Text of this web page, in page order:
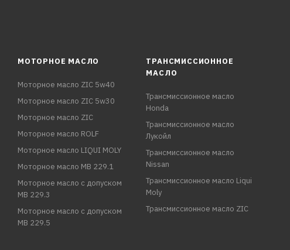
МОТОРНОЕ МАСЛО
Моторное масло ZIC 5w40
Моторное масло ZIC 5w30
Моторное масло ZIC
Моторное масло ROLF
Моторное масло LIQUI MOLY
Моторное масло MB 229.1
Моторное масло с допуском
MB 229.3
Моторное масло с допуском
MB 229.5
ТРАНСМИССИОННОЕ
МАСЛО
Трансмиссионное масло
Honda
Трансмиссионное масло
Лукойл
Трансмиссионное масло
Nissan
Трансмиссионное масло Liqui
Moly
Трансмиссионное масло ZIC